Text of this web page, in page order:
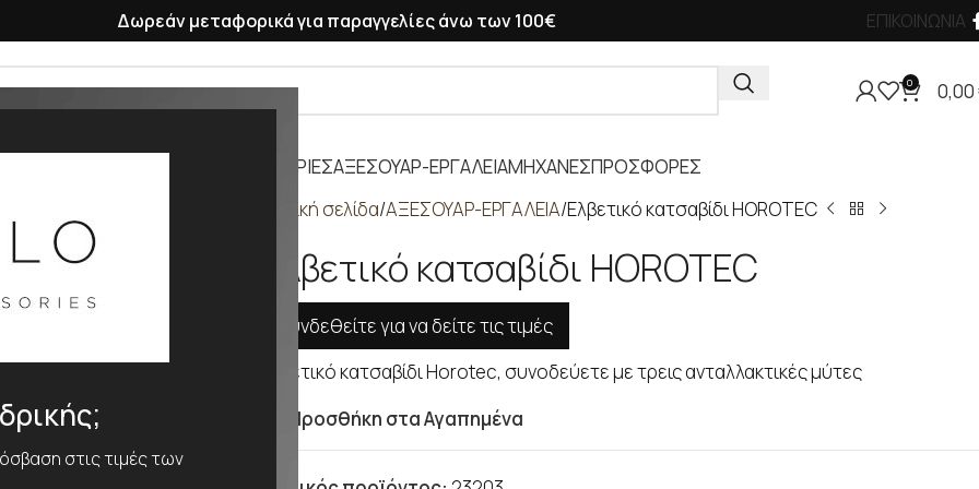
στις τιμές των
Δωρεάν μεταφορικά για παραγγελίες άνω των 100€ ΕΠΙΚΟΙΝΩΝΙΑ
0 0,00
ΜΠΑΤΑΡΙΕΣΑΞΕΣΟΥΑΡ-ΕΡΓΑΛΕΙΑΜΗΧΑΝΕΣΠΡΟΣΦΟΡΕΣ
Αρχική σελίδα ΑΞΕΣΟΥΑΡ-ΕΡΓΑΛΕΙΑ Ελβετικό κατσαβίδι HOROTEC
Ελβετικό κατσαβίδι HOROTEC
Συνδεθείτε για να δείτε τις τιμές
Ελβετικό κατσαβίδι Horotec, συνοδεύετε με τρεις ανταλλακτικές μύτες
Προσθήκη στα Αγαπημένα